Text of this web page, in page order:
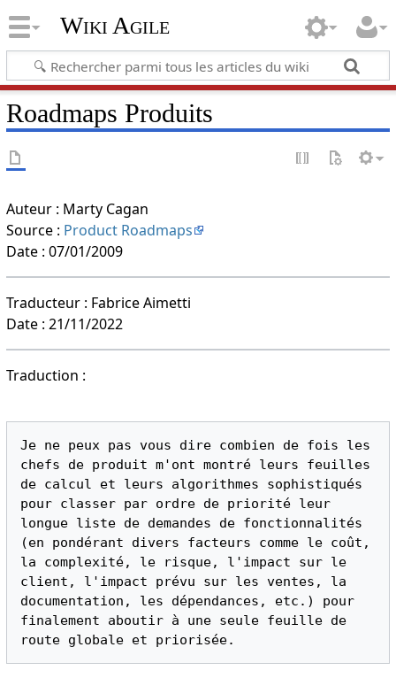
Wiki Agile
Roadmaps Produits
Auteur : Marty Cagan
Source : Product Roadmaps
Date : 07/01/2009
Traducteur : Fabrice Aimetti
Date : 21/11/2022
Traduction :
Je ne peux pas vous dire combien de fois les
chefs de produit m'ont montré leurs feuilles
de calcul et leurs algorithmes sophistiqués
pour classer par ordre de priorité leur
longue liste de demandes de fonctionnalités
(en pondérant divers facteurs comme le coût,
la complexité, le risque, l'impact sur le
client, l'impact prévu sur les ventes, la
documentation, les dépendances, etc.) pour
finalement aboutir à une seule feuille de